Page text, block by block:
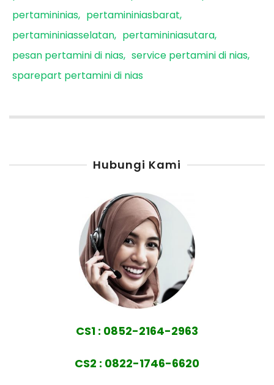
pertamininias
pertamininiasbarat
pertamininiasselatan
pertamininiasutara
pesan pertamini di nias service pertamini di nias
sparepart pertamini di nias
Hubungi Kami
CS1 : 0852-2164-2963
CS2 : 0822-1746-6620